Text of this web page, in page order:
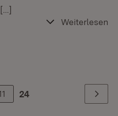
[…]
Weiterlesen
24 Weiter